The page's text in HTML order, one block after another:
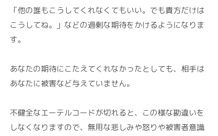
「他の誰もこうしてくれなくてもいい。でも貴方だけは
こうしてね。」などの過剰な期待をかけるようになりま
す。
あなたの期待にこたえてくれなかったとしても、相手は
あなたに被害など与えていません。
不健全なエーテルコードが切れると、この様な勘違いを
しなくなりますので、無用な悲しみや怒りや被害者意識